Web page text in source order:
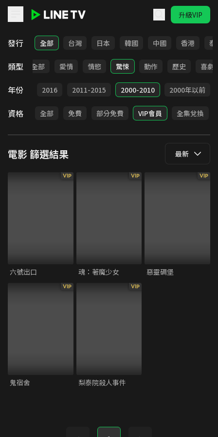
升級VIP
LINE TV - 電影
發行 全部 台灣 日本 韓國 中國 香港 泰
類型 全部 愛情 情慾 驚悚 動作 歷史 喜劇
年份
2017 2016 2011-2015 2000-2010 2000年以前
資格 全部 免費 部分免費 VIP會員 全集兌換
電影篩選結果 最新
VIP
六號出口
VIP
魂：著魔少女
VIP
惡靈碉堡
VIP
鬼宿舍
VIP
梨泰院殺人事件